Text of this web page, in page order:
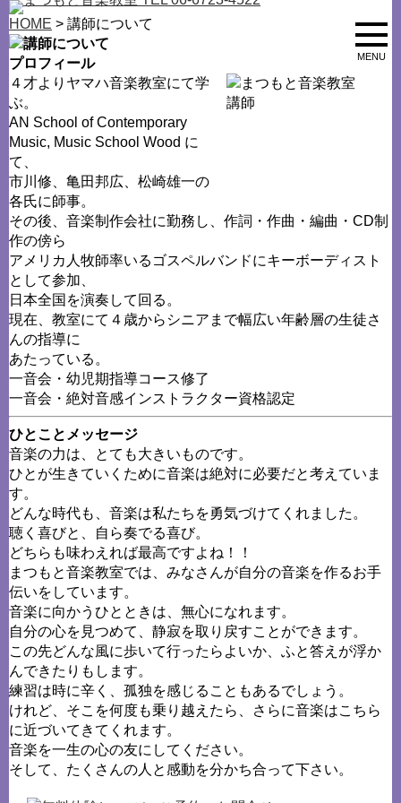
MENU
HOME > 講師について
プロフィール
４才よりヤマハ音楽教室にて学
ぶ。
AN School of Contemporary
Music, Music School Wood に
て、
市川修、亀田邦広、松崎雄一の
各氏に師事。
その後、音楽制作会社に勤務し、作詞・作曲・編曲・CD制
作の傍ら
アメリカ人牧師率いるゴスペルバンドにキーボーディスト
として参加、
日本全国を演奏して回る。
現在、教室にて４歳からシニアまで幅広い年齢層の生徒さ
んの指導に
あたっている。
一音会・幼児期指導コース修了
一音会・絶対音感インストラクター資格認定
ひとことメッセージ
音楽の力は、とても大きいものです。
ひとが生きていくために音楽は絶対に必要だと考えていま
す。
どんな時代も、音楽は私たちを勇気づけてくれました。
聴く喜びと、自ら奏でる喜び。
どちらも味わえれば最高ですよね！！
まつもと音楽教室では、みなさんが自分の音楽を作るお手
伝いをしています。
音楽に向かうひとときは、無心になれます。
自分の心を見つめて、静寂を取り戻すことができます。
この先どんな風に歩いて行ったらよいか、ふと答えが浮か
んできたりもします。
練習は時に辛く、孤独を感じることもあるでしょう。
けれど、そこを何度も乗り越えたら、さらに音楽はこちら
に近づいてきてくれます。
音楽を一生の心の友にしてください。
そして、たくさんの人と感動を分かち合って下さい。